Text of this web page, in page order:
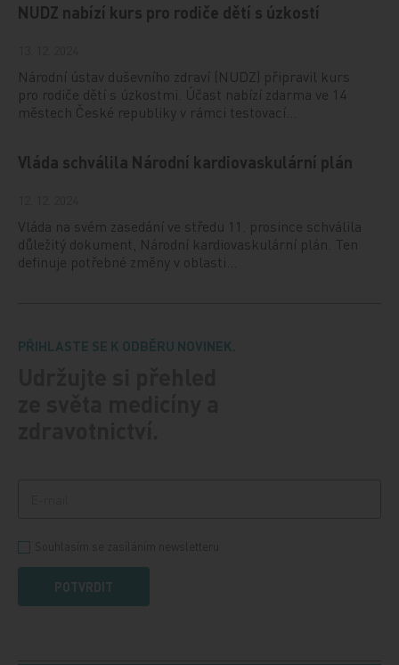
NUDZ nabízí kurs pro rodiče dětí s úzkostí
Národní ústav duševního zdraví (NUDZ) připravil kurs
pro rodiče dětí s úzkostmi. Účast nabízí zdarma ve 14
městech České republiky v rámci testovací…
Vláda schválila Národní kardiovaskulární plán
Vláda na svém zasedání ve středu 11. prosince schválila
důležitý dokument, Národní kardiovaskulární plán. Ten
definuje potřebné změny v oblasti…
PŘIHLASTE SE K ODBĚRU NOVINEK.
POTVRDIT